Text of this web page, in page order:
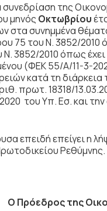
συνεδρίαση της
μηνός Οκτωβρίου
στα συνημμένα
75 του Ν. 3852/
3852/2010 όπως
(ΦΕΚ 55/Α/11-3-
κατά τη
πρωτ. 18318/
του Υπ. Εσ. και
επειδή επείγει
Ρεθύμνης.
Ο Πρόεδροςτης